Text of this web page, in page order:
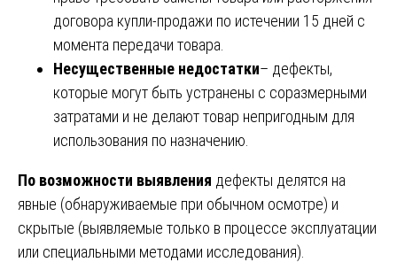
договора купли-продажи по истечении 15 дней с
момента передачи товара.
Несущественные недостатки– дефекты,
которые могут быть устранены с соразмерными
затратами и не делают товар непригодным для
использования по назначению.
По возможности выявления дефекты делятся на
явные (обнаруживаемые при обычном осмотре) и
скрытые (выявляемые только в процессе эксплуатации
или специальными методами исследования).